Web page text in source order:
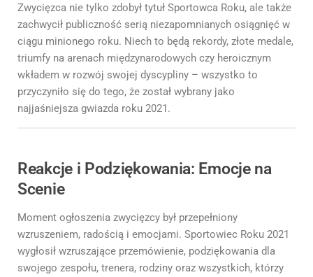
Zwycięzca nie tylko zdobył tytuł Sportowca Roku, ale także
zachwycił publiczność serią niezapomnianych osiągnięć w
ciągu minionego roku. Niech to będą rekordy, złote medale,
triumfy na arenach międzynarodowych czy heroicznym
wkładem w rozwój swojej dyscypliny – wszystko to
przyczyniło się do tego, że został wybrany jako
najjaśniejsza gwiazda roku 2021.
Reakcje i Podziękowania: Emocje na
Scenie
Moment ogłoszenia zwycięzcy był przepełniony
wzruszeniem, radością i emocjami. Sportowiec Roku 2021
wygłosił wzruszające przemówienie, podziękowania dla
swojego zespołu, trenera, rodziny oraz wszystkich, którzy